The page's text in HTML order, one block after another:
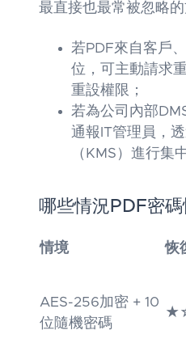
最直接也最常被忽略的
若PDF來自客戶
位，可主動請求
重設權限；
若為公司內部
通報IT管理員，
（KMS）進行集
哪些情況PDF密碼
情境 恢
AES-256加密 + 10
位隨機密碼